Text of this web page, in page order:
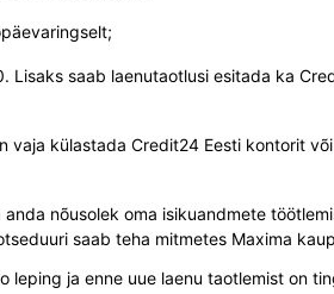
saab laenutaotlusi esitada ka
vaja külastada Credit24 Eesti kontorit
nõusolek oma isikuandmete
saab teha mitmetes Maxima
ja enne uue laenu taotlemist on